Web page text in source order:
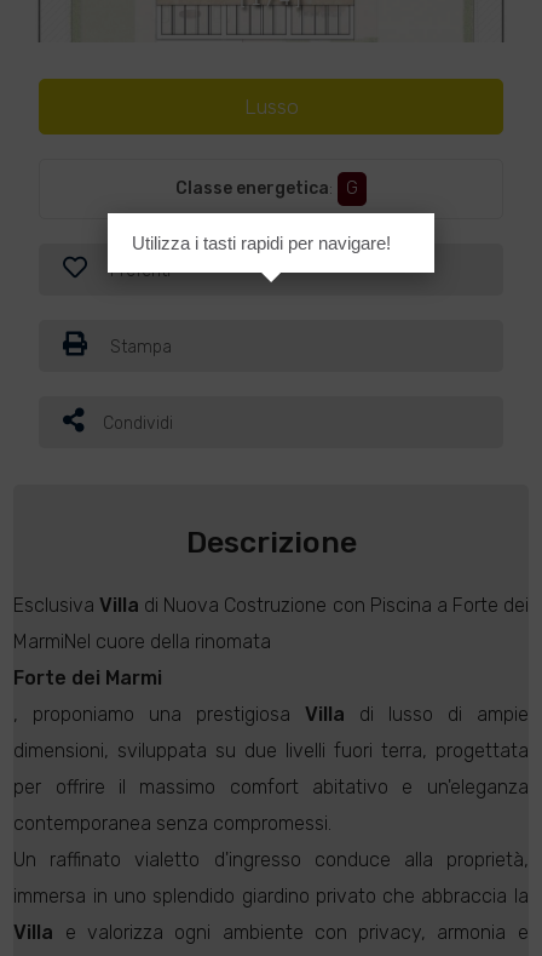
Lusso
Classe energetica: G
Preferiti
Stampa
Condividi
Descrizione
EsclusivaVilla di Nuova Costruzione con Piscina a Forte dei
MarmiNel cuore della rinomata
Forte dei Marmi
, proponiamo una prestigiosa Villa di lusso di ampie
dimensioni, sviluppata su due livelli fuori terra, progettata
per offrire il massimo comfort abitativo e un'eleganza
contemporanea senza compromessi.
Un raffinato vialetto d'ingresso conduce alla proprietà,
immersa in uno splendido giardino privato che abbraccia la
Villa e valorizza ogni ambiente con privacy, armonia e
Utilizza i tasti rapidi per navigare!